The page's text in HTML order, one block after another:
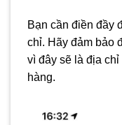
Bạn cần điền đầy
chỉ. Hãy đảm bảo
vì đây sẽ là địa
hàng.